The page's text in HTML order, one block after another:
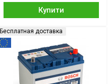
Купити
Бесплатная доставка